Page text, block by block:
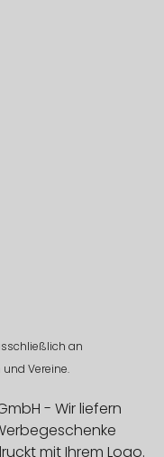
an
Vereine.
- Wir liefern
mit Ihrem Logo.